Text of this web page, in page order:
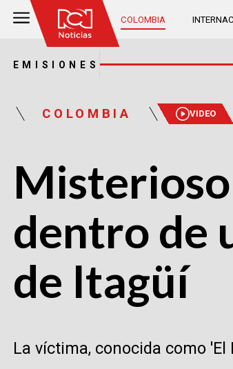
COLOMBIA
EMISIONES
COLOMBIA VIDEO
dentro de
de Itagüí
La víctima, conocida como